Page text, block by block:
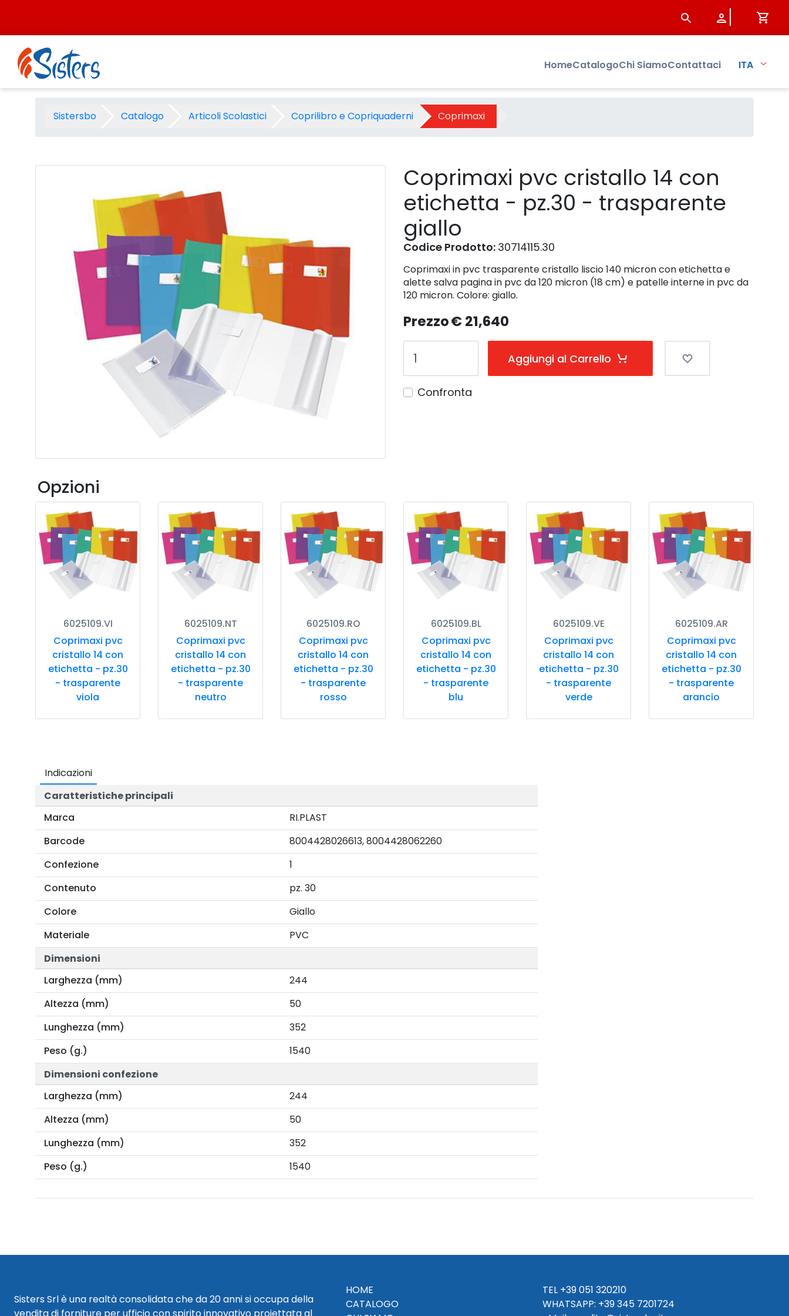
Coprimaxi pvc cristallo 14 con etichetta - pz.30 - trasparente giallo - Prodotto -
HomeCatalogoChi SiamoContattaci ITA
Sistersbo Catalogo Articoli Scolastici Coprilibro e Copriquaderni Coprimaxi
Coprimaxi pvc cristallo 14 con
etichetta - pz.30 - trasparente
giallo
Codice Prodotto: 30714115.30
Coprimaxi in pvc trasparente cristallo liscio 140 micron con etichetta e
alette salva pagina in pvc da 120 micron (18 cm) e patelle interne in pvc da
120 micron. Colore: giallo.
Prezzo€ 21,640
Aggiungi al Carrello
Confronta
Opzioni
6025109.VI
Coprimaxi pvc
cristallo 14 con
etichetta - pz.30
- trasparente
viola
6025109.NT
Coprimaxi pvc
cristallo 14 con
etichetta - pz.30
- trasparente
neutro
6025109.RO
Coprimaxi pvc
cristallo 14 con
etichetta - pz.30
- trasparente
rosso
6025109.BL
Coprimaxi pvc
cristallo 14 con
etichetta - pz.30
- trasparente
blu
6025109.VE
Coprimaxi pvc
cristallo 14 con
etichetta - pz.30
- trasparente
verde
6025109.AR
Coprimaxi pvc
cristallo 14 con
etichetta - pz.30
- trasparente
arancio
Indicazioni
Caratteristiche principali
Marca
RI.PLAST
Barcode
8004428026613, 8004428062260
Confezione
1
Contenuto
pz. 30
Colore
Giallo
Materiale
PVC
Dimensioni
Larghezza (mm)
244
Altezza (mm)
50
Lunghezza (mm)
352
Peso (g.)
1540
Dimensioni confezione
Larghezza (mm)
244
Altezza (mm)
50
Lunghezza (mm)
352
Peso (g.)
1540
Sisters Srl è una realtà consolidata che da 20 anni si occupa della
HOME
CATALOGO
TEL +39 051 320210
WHATSAPP: +39345 7201724